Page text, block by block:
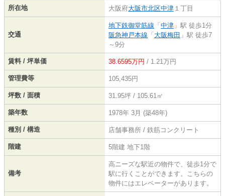
所在地 大阪府大阪市北区中津 １丁目
交通
地下鉄御堂筋線 「 中津 」駅 徒歩1分
阪急神戸本線 「 大阪梅田 」駅 徒歩7
～9分
賃料 / 坪単価 38.6595万円 / 1.21万円
管理費等 105,435円
坪数 / 面積 31.95坪 / 105.61㎡
築年数 1978年 3月 (築48年)
種別 / 構造 店舗事務所 / 鉄筋コンクリート
階建 5階建 地下1階
備考
高ニーズな駅近の物件で、徒歩1分で
駅に行くことができます。こちらの
物件にはエレベーターがあります。